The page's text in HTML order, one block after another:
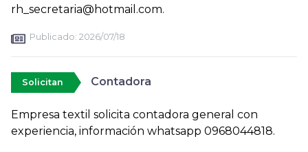
rh_secretaria@hotmail.com.
Publicado: 2026/07/18
Solicitan Contadora
Empresa textil solicita contadora general con
experiencia, información whatsapp 0968044818.